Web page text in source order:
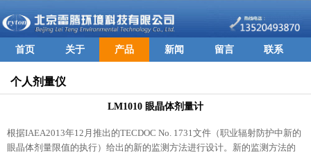
首页 关于 产品 新闻 留言 联系
个人剂量仪
LM1010 眼晶体剂量计
根据IAEA2013年12月推出的TECDOC No. 1731文件（职业辐射防护中新的
眼晶体剂量限值的执行）给出的新的监测方法进行设计。新的监测方法的